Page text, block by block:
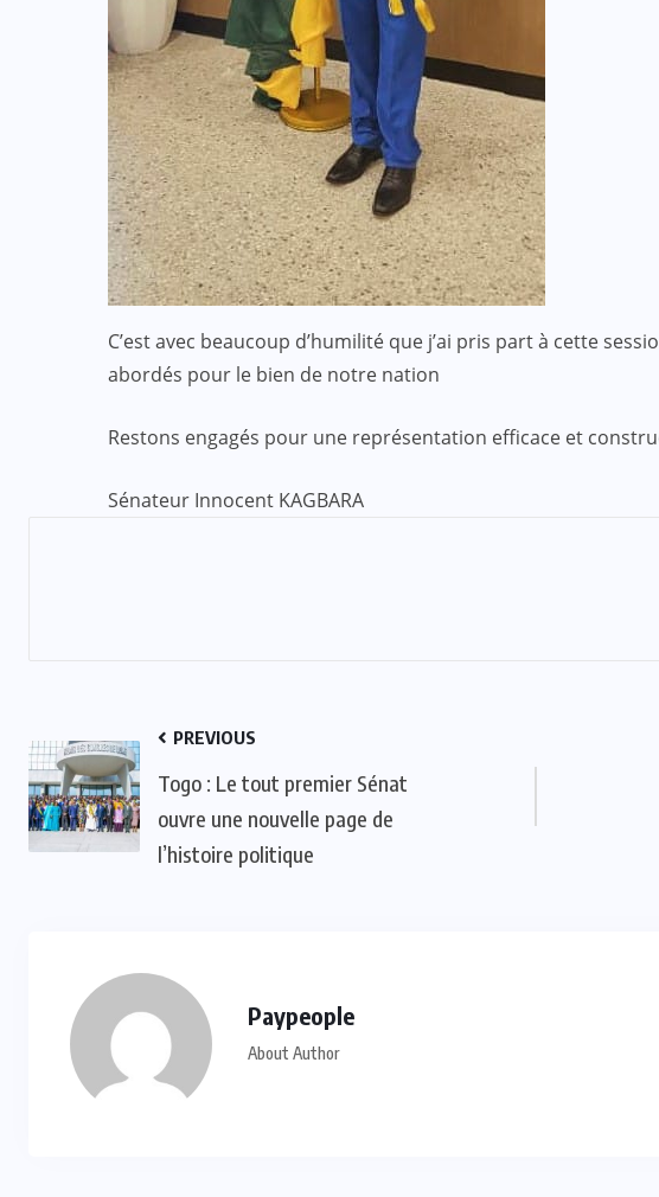
C’est avec beaucoup d’humilité que j’ai pris part à cette
abordés pour le bien de notre nation
Restons engagés pour une représentation efficace et
Sénateur Innocent KAGBARA
PREVIOUS
Togo : Le tout premier Sénat
ouvre une nouvelle page de
l’histoire politique
Paypeople
About Author